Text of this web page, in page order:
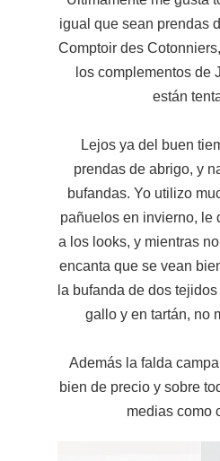
igual que sean prendas
Comptoir des
los complementos de
están
Lejos ya del buen
prendas de abrigo, y
bufandas. Yo utilizo
pañuelos en invierno, le
a los looks, y mientras
encanta que se vean
la bufanda de dos
gallo y en tartán, no
Además la falda
bien de precio y sobre
medias como